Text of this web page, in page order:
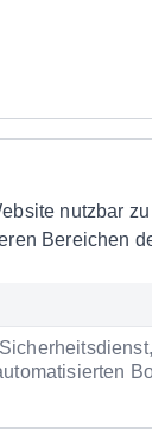
nutzbar
Bereichen